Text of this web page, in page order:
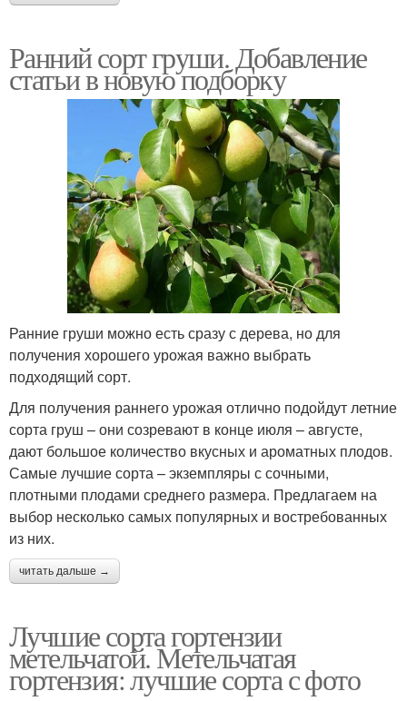
Ранний сорт груши. Добавление
статьи в новую подборку
Ранние груши можно есть сразу с дерева, но для
получения хорошего урожая важно выбрать
подходящий сорт.
Для получения раннего урожая отлично подойдут летние
сорта груш – они созревают в конце июля – августе,
дают большое количество вкусных и ароматных плодов.
Самые лучшие сорта – экземпляры с сочными,
плотными плодами среднего размера. Предлагаем на
выбор несколько самых популярных и востребованных
из них.
читать дальше →
Лучшие сорта гортензии
метельчатой. Метельчатая
гортензия: лучшие сорта с фото